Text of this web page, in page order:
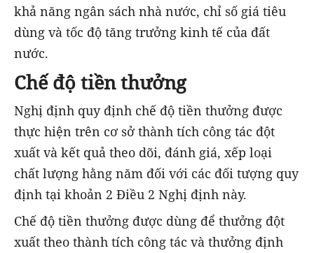
khả năng ngân sách nhà nước, chỉ số giá tiêu
dùng và tốc độ tăng trưởng kinh tế của đất
nước.
Chế độ tiền thưởng
Nghị định quy định chế độ tiền thưởng được
thực hiện trên cơ sở thành tích công tác đột
xuất và kết quả theo dõi, đánh giá, xếp loại
chất lượng hằng năm đối với các đối tượng quy
định tại khoản 2 Điều 2 Nghị định này.
Chế độ tiền thưởng được dùng để thưởng đột
xuất theo thành tích công tác và thưởng định